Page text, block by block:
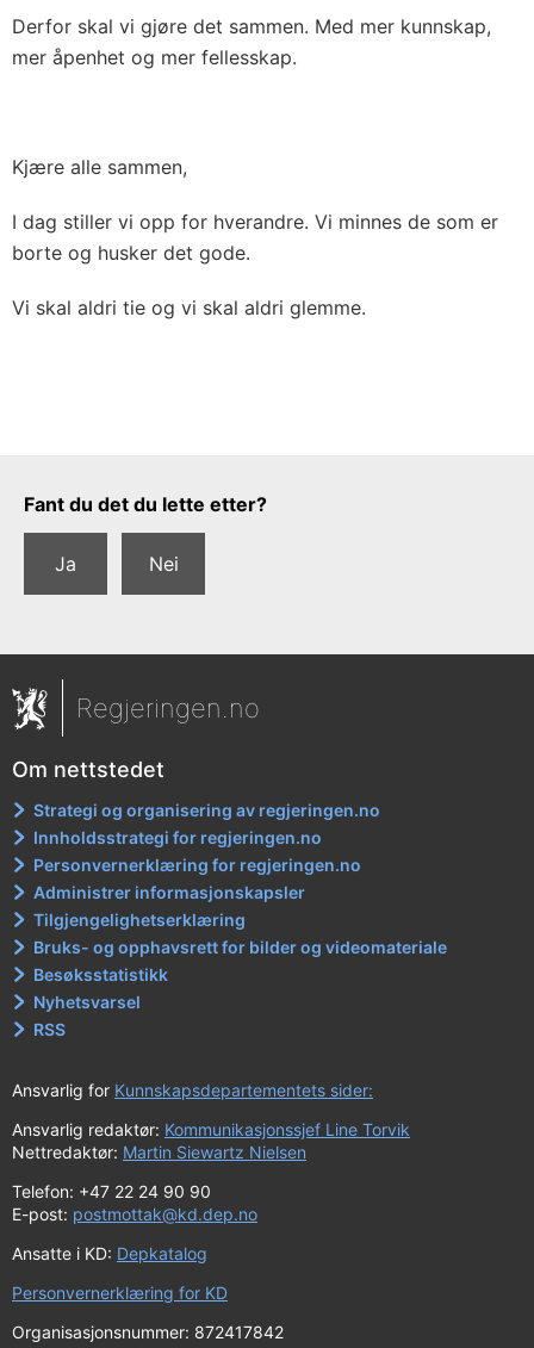
Derfor skal vi gjøre det sammen. Med mer kunnskap,
mer åpenhet og mer fellesskap.
Kjære alle sammen,
I dag stiller vi opp for hverandre. Vi minnes de som er
borte og husker det gode.
Vi skal aldri tie og vi skal aldri glemme.
Tilbakemeldingsskjema
Fant du det du lette etter?
Ja Nei
Regjeringen.no
Om nettstedet
Strategi og organisering av regjeringen.no
Innholdsstrategi for regjeringen.no
Personvernerklæring for regjeringen.no
Administrer informasjonskapsler
Tilgjengelighetserklæring
Bruks- og opphavsrett for bilder og videomateriale
Besøksstatistikk
Nyhetsvarsel
RSS
Ansvarlig for Kunnskapsdepartementets sider:
Ansvarlig redaktør: Kommunikasjonssjef Line Torvik
Nettredaktør: Martin Siewartz Nielsen
Telefon: +47 22 24 90 90
E-post: postmottak@kd.dep.no
Ansatte i KD: Depkatalog
Personvernerklæring for KD
Organisasjonsnummer: 872417842